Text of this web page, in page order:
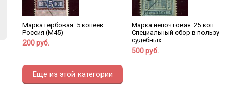
Марка гербовая. 5 копеек
Россия (М45)
200 руб.
Марка непочтовая. 25 коп.
Специальный сбор в пользу
судебных...
500 руб.
Еще из этой категории